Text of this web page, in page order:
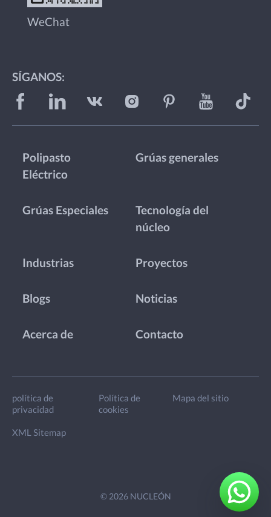
WeChat
SÍGANOS:
Polipasto
Eléctrico
Grúas generales
Grúas Especiales
Tecnología del
núcleo
Industrias Proyectos
Blogs Noticias
Acerca de Contacto
política de
privacidad
Política de
cookies
Mapa del sitio
XML Sitemap
© 2026 NUCLEÓN